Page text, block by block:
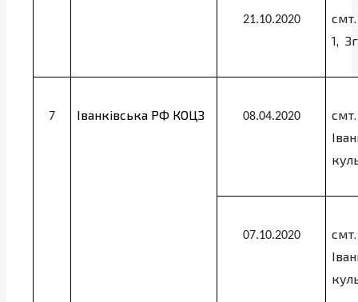
21.10.2020
1,
7 Іванківська РФ КОЦЗ 08.04.2020
07.10.2020